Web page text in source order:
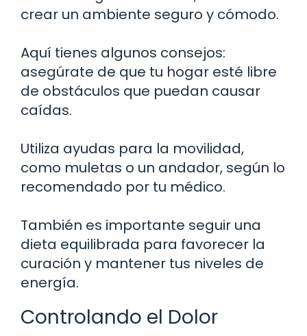
crear un ambiente seguro y cómodo.
Aquí tienes algunos consejos:
asegúrate de que tu hogar esté libre
de obstáculos que puedan causar
caídas.
Utiliza ayudas para la movilidad,
como muletas o un andador, según lo
recomendado por tu médico.
También es importante seguir una
dieta equilibrada para favorecer la
curación y mantener tus niveles de
energía.
Controlando el Dolor